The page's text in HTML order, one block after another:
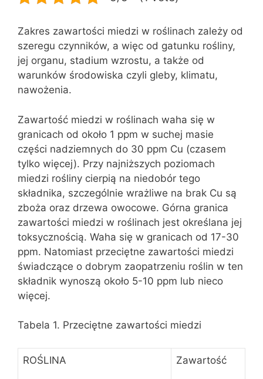
Zakres zawartości miedzi w roślinach zależy od
szeregu czynników, a więc od gatunku rośliny,
jej organu, stadium wzrostu, a także od
warunków środowiska czyli gleby, klimatu,
nawożenia.
Zawartość miedzi w roślinach waha się w
granicach od około 1 ppm w suchej masie
części nadziemnych do 30 ppm Cu (czasem
tylko więcej). Przy najniższych poziomach
miedzi rośliny cierpią na niedobór tego
składnika, szczególnie wrażliwe na brak Cu są
zboża oraz drzewa owocowe. Górna granica
zawartości miedzi w roślinach jest określana jej
toksycznością. Waha się w granicach od 17-30
ppm. Natomiast przeciętne zawartości miedzi
świadczące o dobrym zaopatrzeniu roślin w ten
składnik wynoszą około 5-10 ppm lub nieco
więcej.
Tabela 1. Przeciętne zawartości miedzi
ROŚLINA Zawartość